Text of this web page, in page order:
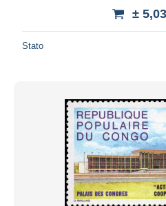
±
Stato